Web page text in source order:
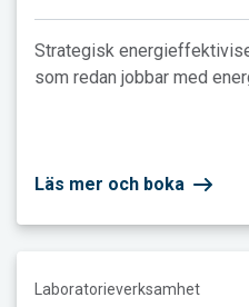
Strategisk
som redan jobbar med
Läs mer och boka
Laboratorieverksamhet